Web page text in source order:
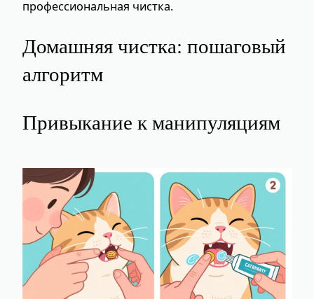
профессиональная чистка.
Домашняя чистка: пошаговый
алгоритм
Привыкание к манипуляциям